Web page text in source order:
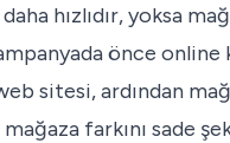
hızlıdır, yoksa
önce
sitesi, ardından
farkını sade